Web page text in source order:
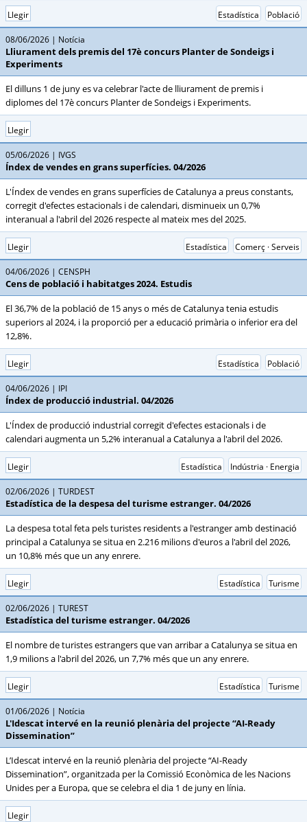
Llegir Població
Estadística
08/06/2026 Notícia
Lliurament dels premis del 17è concurs Planter de Sondeigs i
Experiments
El dilluns 1 de juny es va celebrar l'acte de lliurament de premis i
diplomes del 17è concurs Planter de Sondeigs i Experiments.
Llegir
05/06/2026 IVGS
Índex de vendes en grans superfícies. 04/2026
L'Índex de vendes en grans superfícies de Catalunya a preus constants,
corregit d'efectes estacionals i de calendari, disminueix un 0,7%
interanual a l'abril del 2026 respecte al mateix mes del 2025.
Llegir Comerç · Serveis
Estadística
04/06/2026 CENSPH
Cens de població i habitatges 2024. Estudis
El 36,7% de la població de 15 anys o més de Catalunya tenia estudis
superiors al 2024, i la proporció per a educació primària o inferior era del
12,8%.
Llegir Població
Estadística
04/06/2026 IPI
Índex de producció industrial. 04/2026
L'Índex de producció industrial corregit d'efectes estacionals i de
calendari augmenta un 5,2% interanual a Catalunya a l'abril del 2026.
Llegir Indústria · Energia
Estadística
02/06/2026 TURDEST
Estadística de la despesa del turisme estranger. 04/2026
La despesa total feta pels turistes residents a l'estranger amb destinació
principal a Catalunya se situa en 2.216 milions d'euros a l'abril del 2026,
un 10,8% més que un any enrere.
Llegir Turisme
Estadística
02/06/2026 TUREST
Estadística del turisme estranger. 04/2026
El nombre de turistes estrangers que van arribar a Catalunya se situa en
1,9 milions a l'abril del 2026, un 7,7% més que un any enrere.
Llegir Turisme
Estadística
01/06/2026 Notícia
L'Idescat intervé en la reunió plenària del projecte “AI-Ready
Dissemination”
L’Idescat intervé en la reunió plenària del projecte “AI-Ready
Dissemination”, organitzada per la Comissió Econòmica de les Nacions
Unides per a Europa, que se celebra el dia 1 de juny en línia.
Llegir